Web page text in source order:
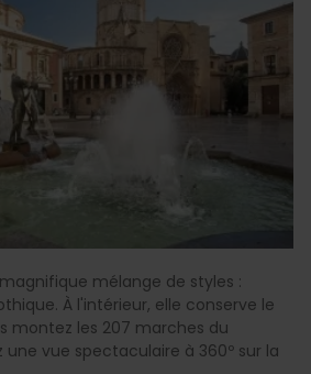
mélange de styles :
À l'intérieur, elle conserve le
montez les 207 marches du
une vue spectaculaire à 360º sur la